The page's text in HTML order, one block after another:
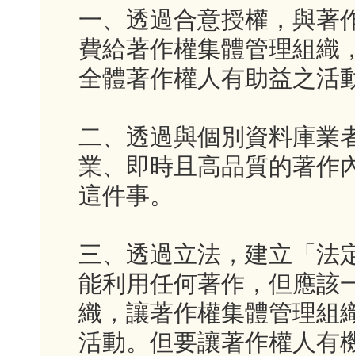
一、透過合意授權，與著
費給著作權集體管理組織
全體著作權人有助益之活
二、透過與個別資料庫業
業、即時且高品質的著作
這件事。
三、透過立法，建立「法
能利用任何著作，但應該
織，讓著作權集體管理組
活動。但要讓著作權人有